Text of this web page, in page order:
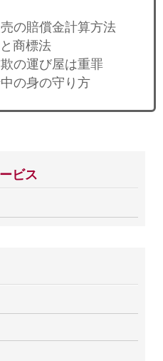
の賠償金計算方法
商標法
の運び屋は重罪
の身の守り方
ビス